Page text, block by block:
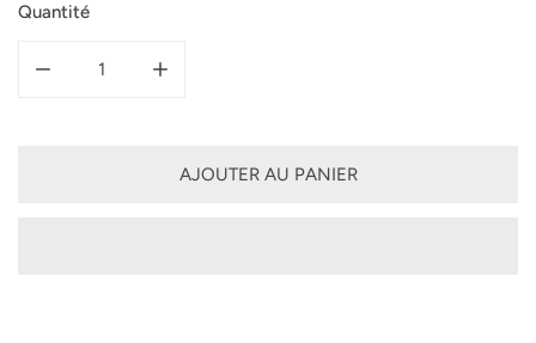
Quantité
AJOUTER AU PANIER